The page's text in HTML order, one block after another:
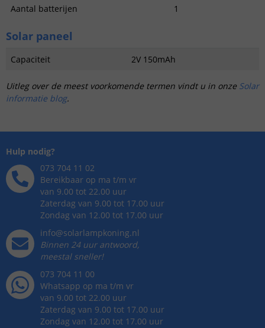
Aantal batterijen
1
Solar paneel
Capaciteit 2V 150mAh
Uitleg over de meest voorkomende termen vindt u in onze Solar
informatie blog.
Hulp nodig?
073 704 11 02
Bereikbaar op ma t/m vr
van 9.00 tot 22.00 uur
Zaterdag van 9.00 tot 17.00 uur
Zondag van 12.00 tot 17.00 uur
info@solarlampkoning.nl
Binnen 24 uur antwoord,
meestal sneller!
073 704 11 00
Whatsapp op ma t/m vr
van 9.00 tot 22.00 uur
Zaterdag van 9.00 tot 17.00 uur
Zondag van 12.00 tot 17.00 uur